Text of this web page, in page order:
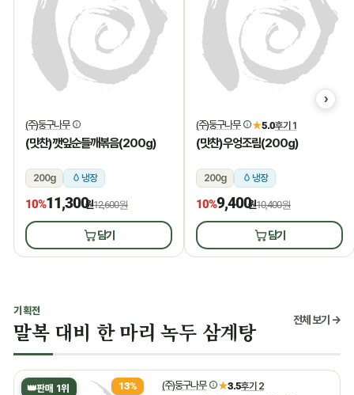
(주)둥구나무
(맛찬)깻잎순들깨볶음(200g)
200g 냉장
10%11,300원12,600원
담기
(주)둥구나무 ★5.0후기 1
(맛찬)우엉조림(200g)
200g 냉장
10%9,400원10,400원
담기
기획전
말복 대비 한 마리 녹두 삼계탕 전체 보기 →
👑판매 1위 13% (주)둥구나무 ★3.5후기 2